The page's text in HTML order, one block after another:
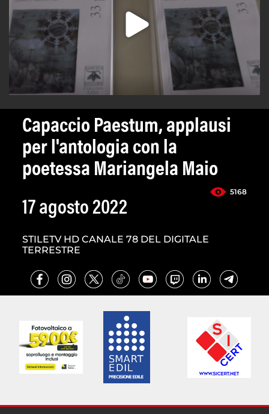
Capaccio Paestum, applausi
per l'antologia con la
poetessa Mariangela Maio
5168
17 agosto 2022
STILETV HD CANALE 78 DEL DIGITALE
TERRESTRE